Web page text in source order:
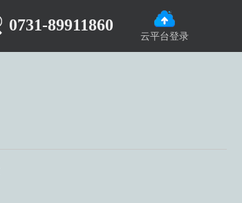
云平台登录
0731-89911860